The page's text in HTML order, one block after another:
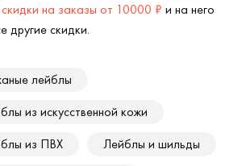
на заказы от 10000 ₽ и на него
другие скидки.
лейблы
из искусственной кожи
из ПВХ
Лейблы и шильды